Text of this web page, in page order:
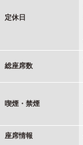
定休日
総座席数
喫煙・禁煙
座席情報